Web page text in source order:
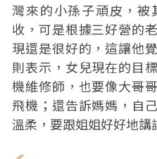
灣來的小孫子頑皮，
收，可是根據三好營的
現還是很好的，這讓他
則表示，女兒現在的目
機維修師，也要像大哥
飛機；還告訴媽媽，自
溫柔，要跟姐姐好好地講